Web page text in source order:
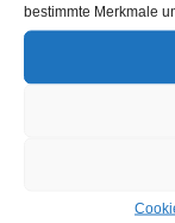
bestimmte Merkmale